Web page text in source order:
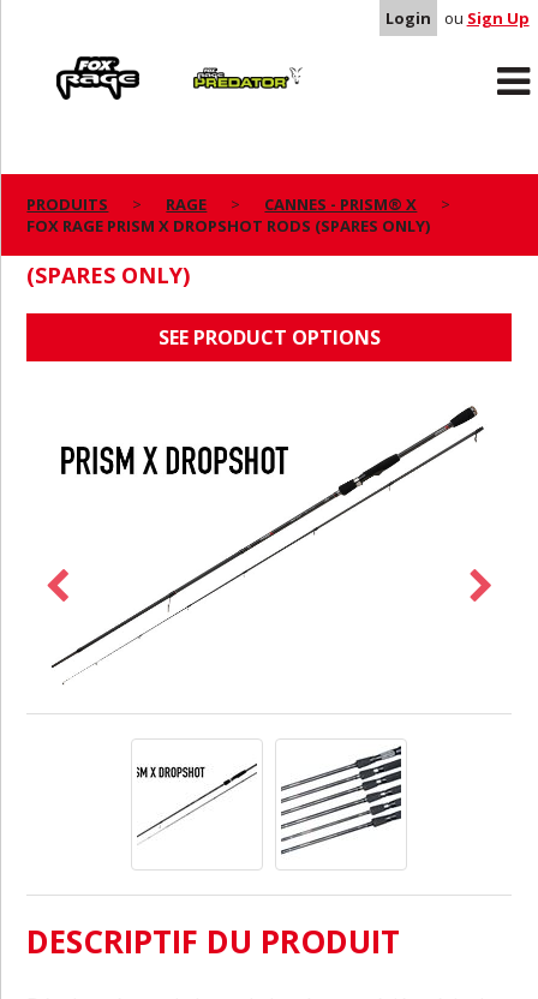
Login ou Sign Up
Predator
PRODUITS RAGE
CANNES - PRISM® X
FOX RAGE PRISM X DROPSHOT RODS (SPARES ONLY)
(SPARES ONLY)
SEE PRODUCT OPTIONS
DESCRIPTIF DU PRODUIT